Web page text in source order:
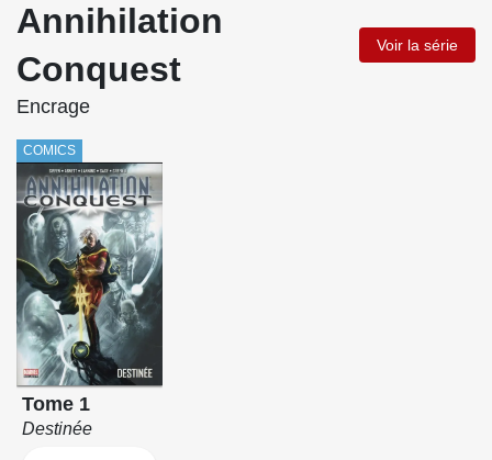
Annihilation
Conquest
Voir la série
Encrage
COMICS
Tome 1
Destinée